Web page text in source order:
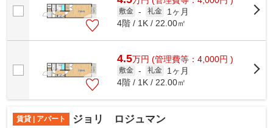
敷金 - 礼金
1ヶ月
4階 / 1K / 22.00㎡
4.5万円 (管理費等：4,000円 )
敷金 - 礼金
1ヶ月
4階 / 1K / 22.00㎡
賃貸 | アパート ジョリ ロジュマン